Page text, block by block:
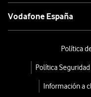
Vodafone España
Política
Política
Información a